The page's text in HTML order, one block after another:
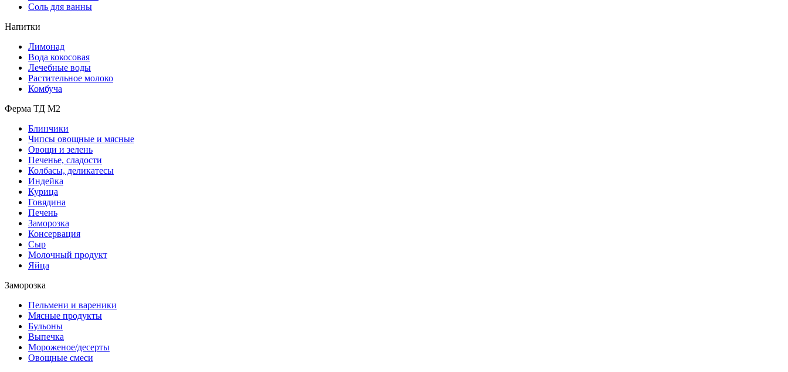
Соль для ванны
Напитки
Лимонад
Вода кокосовая
Лечебные воды
Растительное молоко
Комбуча
Ферма ТД М2
Блинчики
Чипсы овощные и мясные
Овощи и зелень
Печенье, сладости
Колбасы, деликатесы
Индейка
Курица
Говядина
Печень
Заморозка
Консервация
Сыр
Молочный продукт
Яйца
Заморозка
Пельмени и вареники
Мясные продукты
Бульоны
Выпечка
Мороженое/десерты
Овощные смеси